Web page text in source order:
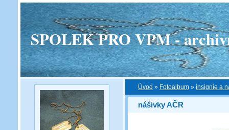
SPOLEK PRO VPM -
Úvod » Fotoalbum » insignie a
nášivky AČR